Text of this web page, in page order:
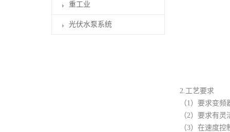
重工业
光伏水泵系统
2.工艺要求
（1）要求变
（2）要求有
（3）在速度